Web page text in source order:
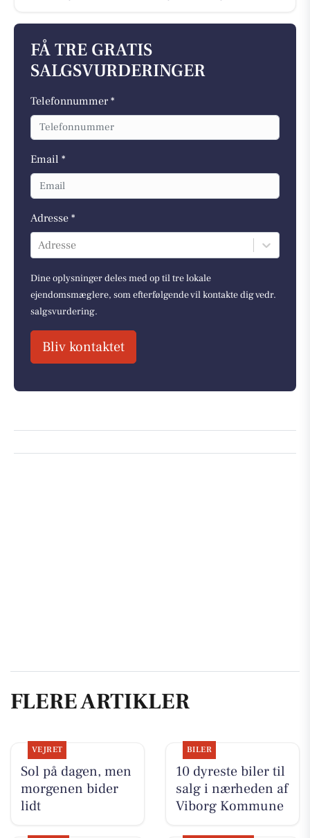
FÅ TRE GRATIS
SALGSVURDERINGER
Telefonnummer *
Email *
Adresse *
Adresse
Dine oplysninger deles med op til tre lokale
ejendomsmæglere, som efterfølgende vil kontakte dig vedr.
salgsvurdering.
Bliv kontaktet
FLERE ARTIKLER
VEJRET
Sol på dagen, men
morgenen bider
lidt
BILER
10 dyreste biler til
salg i nærheden af
Viborg Kommune